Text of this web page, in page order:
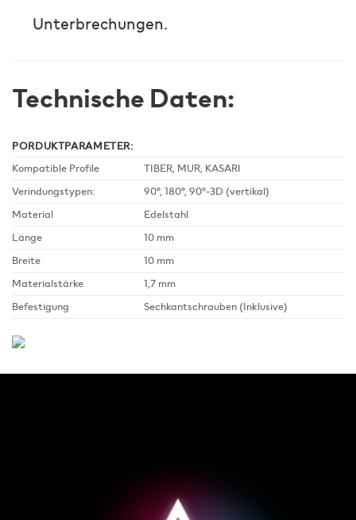
Unterbrechungen.
Technische Daten:
PORDUKTPARAMETER:
Kompatible Profile
TIBER, MUR, KASARI
Verindungstypen:
90°, 180°, 90°-3D (vertikal)
Material
Edelstahl
Länge
10 mm
Breite
10 mm
Materialstärke
1,7 mm
Befestigung
Sechkantschrauben (Inklusive)